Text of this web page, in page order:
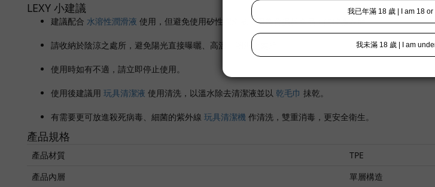
LEXY 小建議
建議配合 水溶性潤滑液 使用，但避免使用矽性潤滑液，因為會損耗產品上的矽膠表層。
請收納於陰涼之處所，避免陽光直接曝曬、高溫、潮濕之處所。
使用時如有不適，請立即停止使用。
使用後建議用 玩具清潔液 使用清洗，以溫水除去清潔液並以 乾毛巾 抺乾。
有需要更可放進殺死病毒、細菌的紫外線 玩具清潔機 作清洗，雙重消毒，更安全衛生。
產品規格
產品材質
TPE
產品內層
單層構造